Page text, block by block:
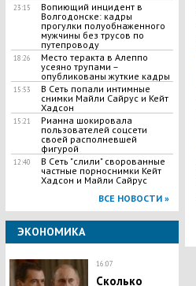
23:15
​Вопиющий инцидент в
Волгодонске: кадры
прогулки полуобнаженного
мужчины без трусов по
путепроводу
18:26
Место теракта в Алеппо
усеяно трупами –
опубликованы жуткие кадры
15:53
В Сеть попали интимные
снимки Майли Сайрус и Кейт
Хадсон
15:21
Рианна шокировала
пользователей соцсети
своей располневшей
фигурой
12:40
В Сеть "слили" сворованные
частные порноснимки Кейт
Хадсон и Майли Сайрус
ВСЕ НОВОСТИ »
ЭКОНОМИКА
16:07
Сколько